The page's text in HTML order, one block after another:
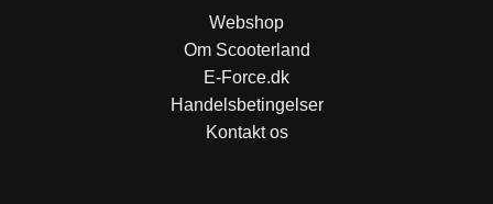
Webshop
Om Scooterland
E-Force.dk
Handelsbetingelser
Kontakt os